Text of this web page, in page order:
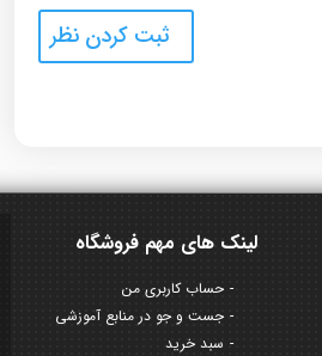
لینک های مهم فروشگاه
حساب کاربری من
جست و جو در منابع آموزشی
سبد خرید